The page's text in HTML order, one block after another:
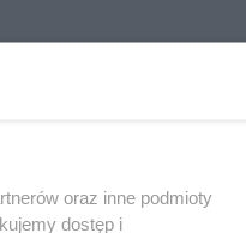
oraz inne podmioty
dostęp i